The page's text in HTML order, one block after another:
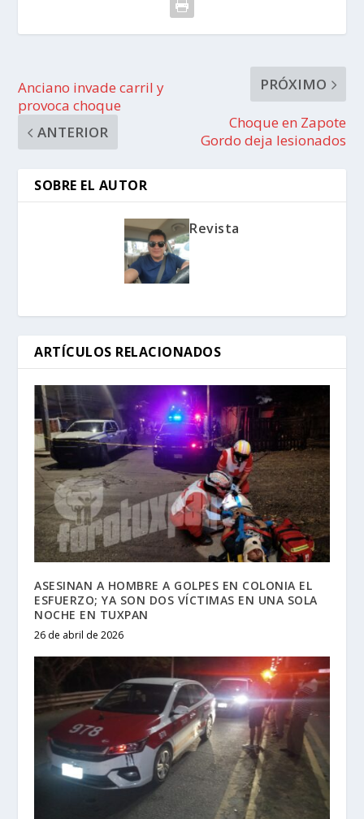
Anciano invade carril y
provoca choque
ANTERIOR
PRÓXIMO
Choque en Zapote
Gordo deja lesionados
SOBRE EL AUTOR
Revista
ARTÍCULOS RELACIONADOS
ASESINAN A HOMBRE A GOLPES EN COLONIA EL
ESFUERZO; YA SON DOS VÍCTIMAS EN UNA SOLA
NOCHE EN TUXPAN
26 de abril de 2026